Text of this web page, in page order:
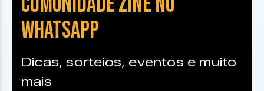
WHATSAPP
Dicas, sorteios, eventos e muito
mais